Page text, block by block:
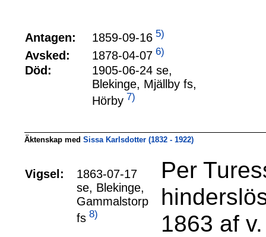
Antagen: 1859-09-16 5)
Avsked: 1878-04-07 6)
Död:
1905-06-24 se,
Blekinge, Mjällby fs,
Hörby 7)
Äktenskap med Sissa Karlsdotter (1832 - 1922)
Vigsel:
1863-07-17
se, Blekinge,
Gammalstorp
fs 8)
Per
1863 af